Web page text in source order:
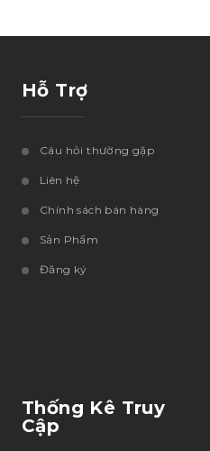
Hỗ Trợ
Câu hỏi thường gặp
Liên hệ
Chính sách bán hàng
Sản Phẩm
Đăng ký
Thống Kê Truy
Cập